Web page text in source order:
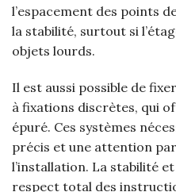
l’espacement des points
la stabilité, surtout si
objets lourds.
Il est aussi possible de
à fixations discrètes, qui
épuré. Ces systèmes
précis et une attention
l’installation. La stabilité
respect total des